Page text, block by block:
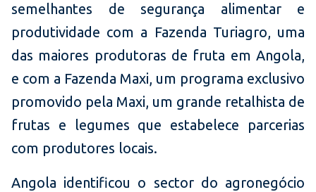
semelhantes de segurança alimentar e
produtividade com a Fazenda Turiagro, uma
das maiores produtoras de fruta em Angola,
e com a Fazenda Maxi, um programa exclusivo
promovido pela Maxi, um grande retalhista de
frutas e legumes que estabelece parcerias
com produtores locais.
Angola identificou o sector do agronegócio